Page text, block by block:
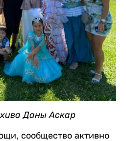
Даны Аскар
сообщество активно